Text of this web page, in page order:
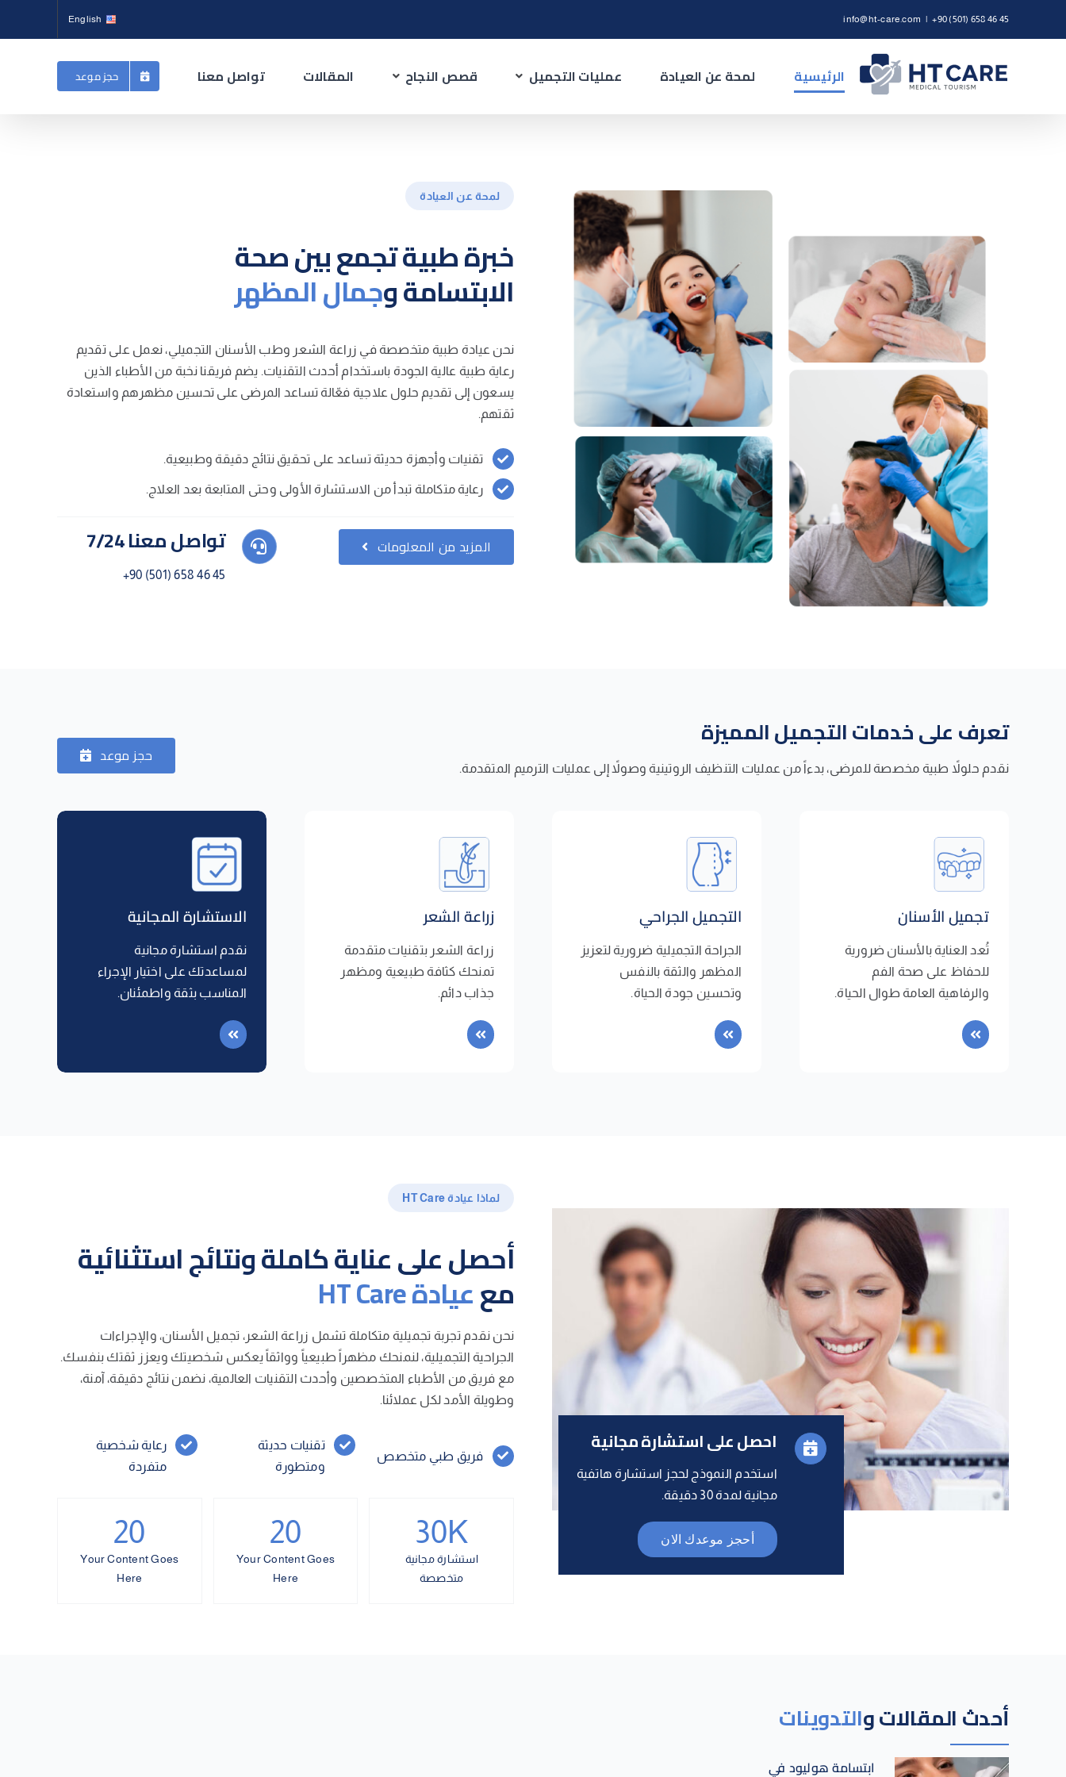
+90 (501) 658 46 45
|
info@ht-care.com
English
الرئيسية لمحة عن العيادة عمليات التجميل قصص النجاح المقالات تواصل معنا حجز موعد
لمحة عن العيادة
خبرة طبية تجمع بين صحة
الابتسامة وجمال المظهر
نحن عيادة طبية متخصصة في زراعة الشعر وطب الأسنان التجميلي، نعمل على تقديم
رعاية طبية عالية الجودة باستخدام أحدث التقنيات. يضم فريقنا نخبة من الأطباء الذين
يسعون إلى تقديم حلول علاجية فعّالة تساعد المرضى على تحسين مظهرهم واستعادة
ثقتهم.
تقنيات وأجهزة حديثة تساعد على تحقيق نتائج دقيقة وطبيعية.
رعاية متكاملة تبدأ من الاستشارة الأولى وحتى المتابعة بعد العلاج.
المزيد من المعلومات تواصل معنا 7/24
+90 (501) 658 46 45
تعرف على خدمات التجميل المميزة
نقدم حلولاً طبية مخصصة للمرضى، بدءاً من عمليات التنظيف الروتينية وصولاً إلى عمليات الترميم المتقدمة.
حجز موعد
تجميل الأسنان
تُعد العناية بالأسنان ضرورية
للحفاظ على صحة الفم
والرفاهية العامة طوال الحياة.
التجميل الجراحي
الجراحة التجميلية ضرورية لتعزيز
المظهر والثقة بالنفس
وتحسين جودة الحياة.
زراعة الشعر
زراعة الشعر بتقنيات متقدمة
تمنحك كثافة طبيعية ومظهر
جذاب دائم.
الاستشارة المجانية
نقدم استشارة مجانية
لمساعدتك على اختيار الإجراء
المناسب بثقة واطمئنان.
احصل على استشارة مجانية
استخدم النموذج لحجز استشارة هاتفية
مجانية لمدة 30 دقيقة.
أحجز موعدك الان
لماذا عيادة HT Care
أحصل على عناية كاملة ونتائج استثنائية
مععيادة HT Care
نحن نقدم تجربة تجميلية متكاملة تشمل زراعة الشعر، تجميل الأسنان، والإجراءات
الجراحية التجميلية، لنمنحك مظهراً طبيعياً وواثقاً يعكس شخصيتك ويعزز ثقتك بنفسك.
مع فريق من الأطباء المتخصصين وأحدث التقنيات العالمية، نضمن نتائج دقيقة، آمنة،
وطويلة الأمد لكل عملائنا.
فريق طبي متخصص
تقنيات حديثة
ومتطورة
رعاية شخصية
متفردة
30K
استشارة مجانية
متخصصة
20
Your Content Goes
Here
20
Your Content Goes
Here
أحدث المقالات والتدوينات
ابتسامة هوليود في